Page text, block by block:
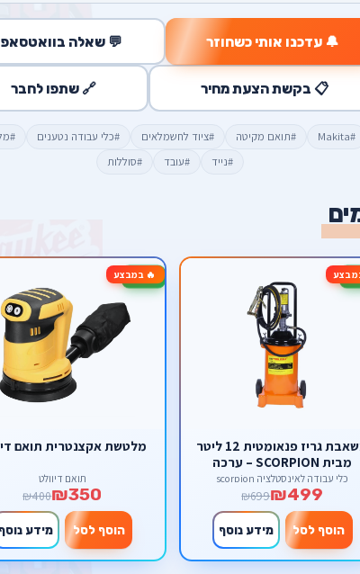
🔔 עדכנו אותי כשחוזר 💬 שאלה בוואטסאפ
📋 בקשת הצעת מחיר 🔗 שתפו לחבר
#Makita #תואם מקיטה #ציוד לחשמלאים #כלי עבודה נטענים
#נייד
#עובד #סוללות
משאבת גריז פנאומטית 12 ליטר
מבית SCORPION – ערכה
תעשייתית עם אקדח וצינור לחץ
כלי עבודה לאינסטלציה scorpion
₪499
₪699
הוסף לסל מידע נוסף
🔥 במבצע-13%
מלטשת אקצנטרית תואם
תואם דיוולט
₪350
₪400
הוסף לסל מידע נוסף